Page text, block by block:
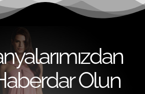
Olun